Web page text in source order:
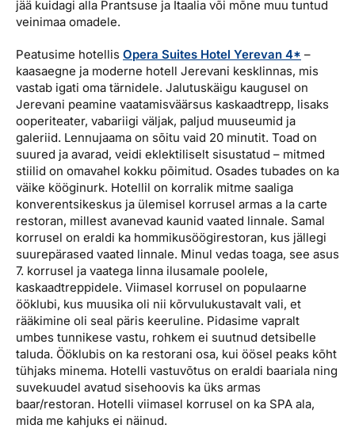
jää kuidagi alla Prantsuse ja Itaalia või mõne muu tuntud
veinimaa omadele.
Peatusime hotellis Opera Suites Hotel Yerevan 4* –
kaasaegne ja moderne hotell Jerevani kesklinnas, mis
vastab igati oma tärnidele. Jalutuskäigu kaugusel on
Jerevani peamine vaatamisväärsus kaskaadtrepp, lisaks
ooperiteater, vabariigi väljak, paljud muuseumid ja
galeriid. Lennujaama on sõitu vaid 20 minutit. Toad on
suured ja avarad, veidi eklektiliselt sisustatud – mitmed
stiilid on omavahel kokku põimitud. Osades tubades on ka
väike kööginurk. Hotellil on korralik mitme saaliga
konverentsikeskus ja ülemisel korrusel armas a la carte
restoran, millest avanevad kaunid vaated linnale. Samal
korrusel on eraldi ka hommikusöögirestoran, kus jällegi
suurepärased vaated linnale. Minul vedas toaga, see asus
7. korrusel ja vaatega linna ilusamale poolele,
kaskaadtreppidele. Viimasel korrusel on populaarne
ööklubi, kus muusika oli nii kõrvulukustavalt vali, et
rääkimine oli seal päris keeruline. Pidasime vapralt
umbes tunnikese vastu, rohkem ei suutnud detsibelle
taluda. Ööklubis on ka restorani osa, kui öösel peaks kõht
tühjaks minema. Hotelli vastuvõtus on eraldi baariala ning
suvekuudel avatud sisehoovis ka üks armas
baar/restoran. Hotelli viimasel korrusel on ka SPA ala,
mida me kahjuks ei näinud.